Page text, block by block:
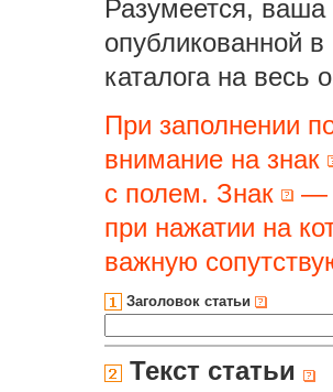
Разумеется, ваша
опубликованной
каталога на весь
При заполнении
внимание на знак
с полем. Знак
—
при нажатии на
важную
Заголовок статьи
Текст статьи